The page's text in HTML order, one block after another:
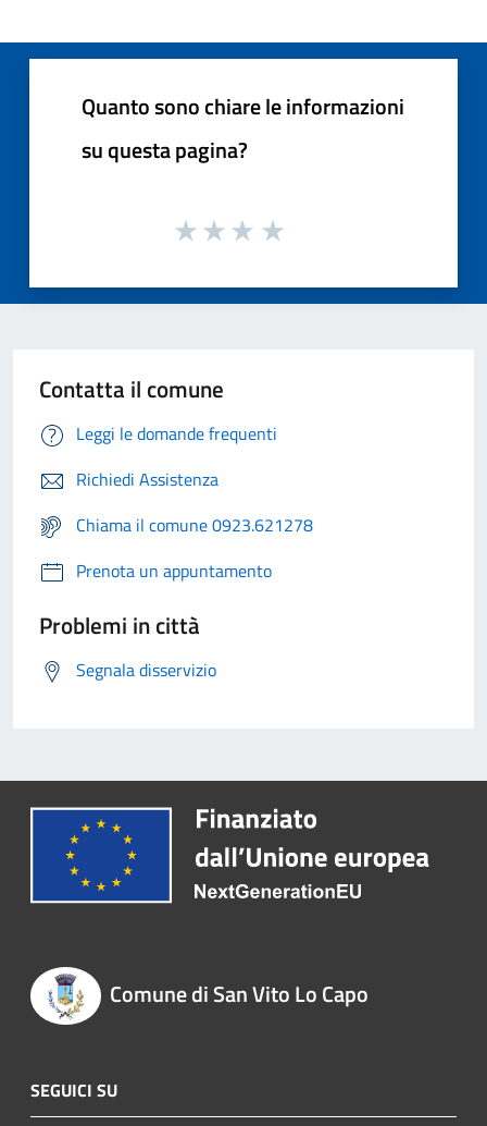
Quanto sono chiare le informazioni
su questa pagina?
Contatta il comune
Leggi le domande frequenti
Richiedi Assistenza
Chiama il comune 0923.621278
Prenota un appuntamento
Problemi in città
Segnala disservizio
Comune di San Vito Lo Capo
SEGUICI SU